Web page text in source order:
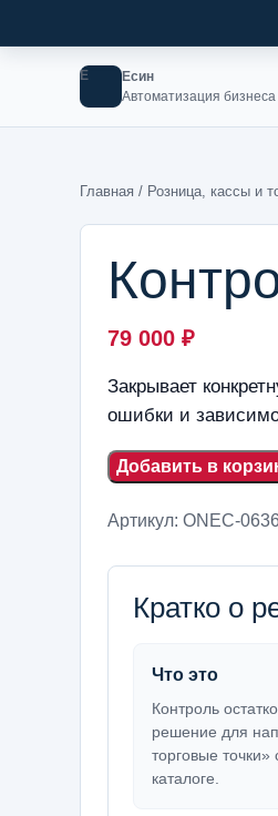
Е
Есин
Автоматизация бизнеса
Главная / Розница, кассы и
79 000 ₽
Закрывает
ошибки и
Добавить в
Артикул: ONEC-
Кратко о
Что это
Контроль
решение для
торговые
каталоге.